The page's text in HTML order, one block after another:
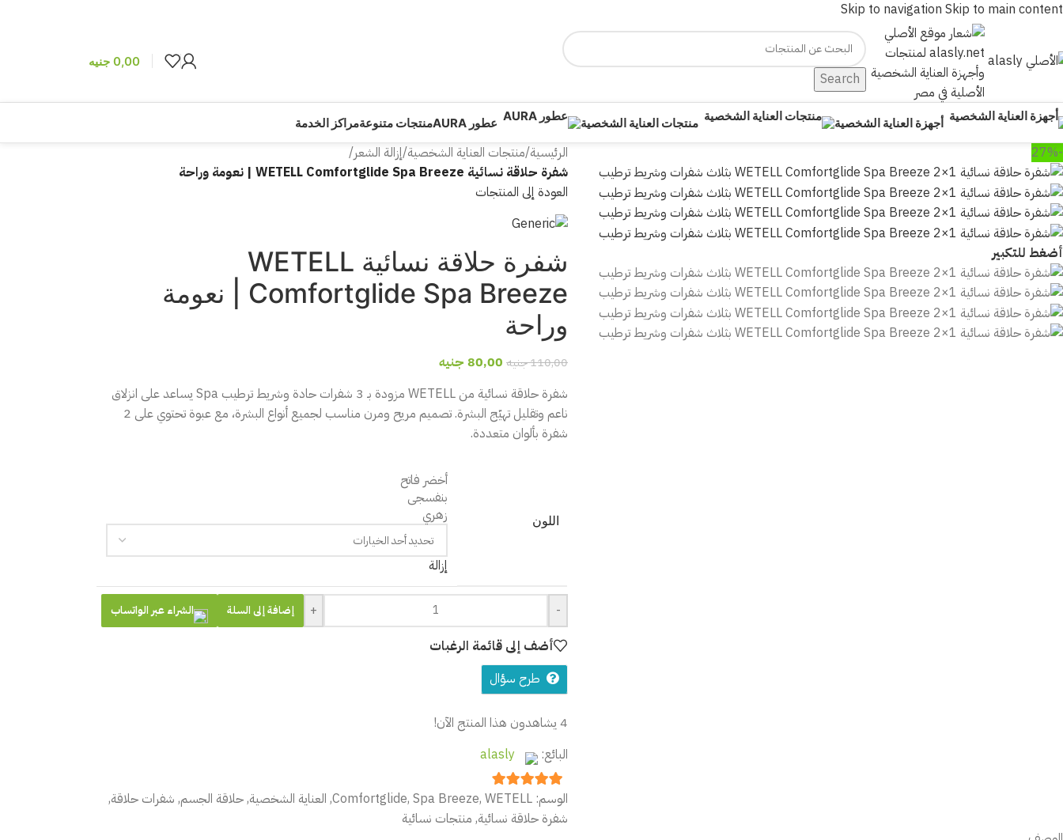
Skip to navigation Skip to main content
Search
0,00 جنيه
أجهزة العناية الشخصية منتجات العناية الشخصية عطور AURA منتجات متنوعةمراكز الخدمة
-27%
أضغط للتكبير
الرئيسية/منتجات العناية الشخصية/إزالة الشعر/
شفرة حلاقة نسائية WETELL Comfortglide Spa Breeze | نعومة وراحة
العودة إلى المنتجات
شفرة حلاقة نسائية WETELL
Comfortglide Spa Breeze | نعومة
وراحة
110,00جنيه 80,00 جنيه
شفرة حلاقة نسائية من WETELL مزودة بـ 3 شفرات حادة وشريط ترطيب Spa يساعد على انزلاق
ناعم وتقليل تهيّج البشرة. تصميم مريح ومرن مناسب لجميع أنواع البشرة، مع عبوة تحتوي على 2
شفرة بألوان متعددة.
اللون
أخضر فاتح
بنفسجى
زهري
إزالة
-
+ إضافة إلى السلة الشراء عبر الواتساب
أضف إلى قائمة الرغبات
طرح سؤال
4 يشاهدون هذا المنتج الآن!
البائع:
alasly
5
out of 5
الوسم: Comfortglide,Spa Breeze,WETELL
, العناية الشخصية,حلاقة الجسم, شفرات حلاقة,
شفرة حلاقة نسائية, منتجات نسائية